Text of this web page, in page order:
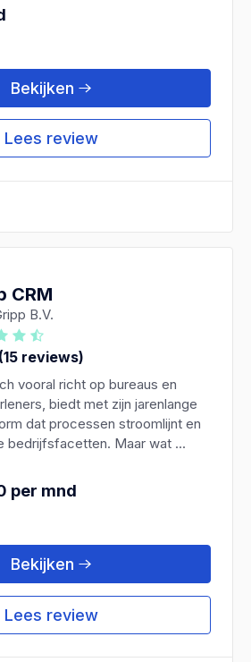
Bekijken
Lees review
CRM
B.V.
reviews)
vooral richt op bureaus en
biedt met zijn jarenlange
dat processen stroomlijnt en
bedrijfsfacetten. Maar wat ...
per mnd
Bekijken
Lees review